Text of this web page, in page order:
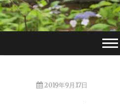
2019年9月17日